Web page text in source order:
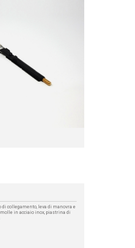
di collegamento, leva di manovra e
in acciaio inox, piastrina di